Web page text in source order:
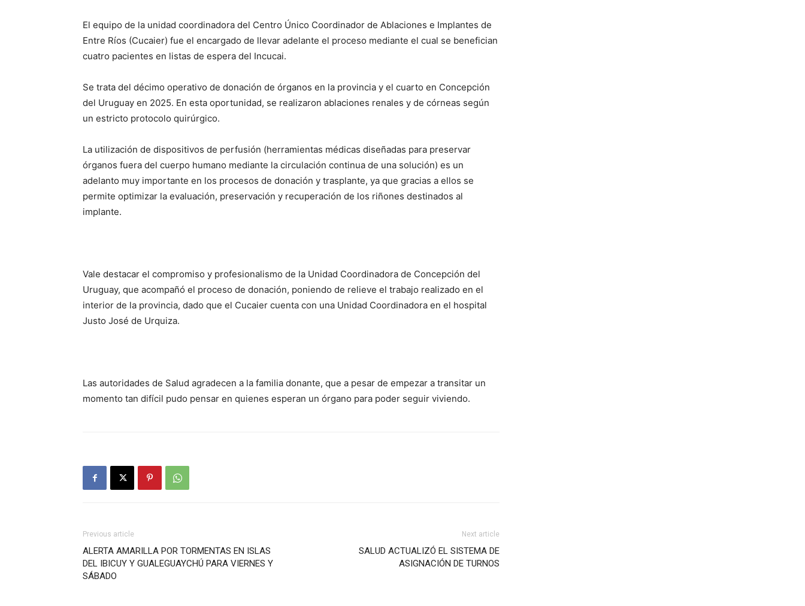
El equipo de la unidad coordinadora del Centro Único Coordinador de Ablaciones e Implantes de
Entre Ríos (Cucaier) fue el encargado de llevar adelante el proceso mediante el cual se benefician
cuatro pacientes en listas de espera del Incucai.
Se trata del décimo operativo de donación de órganos en la provincia y el cuarto en Concepción
del Uruguay en 2025. En esta oportunidad, se realizaron ablaciones renales y de córneas según
un estricto protocolo quirúrgico.
La utilización de dispositivos de perfusión (herramientas médicas diseñadas para preservar
órganos fuera del cuerpo humano mediante la circulación continua de una solución) es un
adelanto muy importante en los procesos de donación y trasplante, ya que gracias a ellos se
permite optimizar la evaluación, preservación y recuperación de los riñones destinados al
implante.
Vale destacar el compromiso y profesionalismo de la Unidad Coordinadora de Concepción del
Uruguay, que acompañó el proceso de donación, poniendo de relieve el trabajo realizado en el
interior de la provincia, dado que el Cucaier cuenta con una Unidad Coordinadora en el hospital
Justo José de Urquiza.
Las autoridades de Salud agradecen a la familia donante, que a pesar de empezar a transitar un
momento tan difícil pudo pensar en quienes esperan un órgano para poder seguir viviendo.
Previous article
ALERTA AMARILLA POR TORMENTAS EN ISLAS
DEL IBICUY Y GUALEGUAYCHÚ PARA VIERNES Y
SÁBADO
Next article
SALUD ACTUALIZÓ EL SISTEMA DE
ASIGNACIÓN DE TURNOS